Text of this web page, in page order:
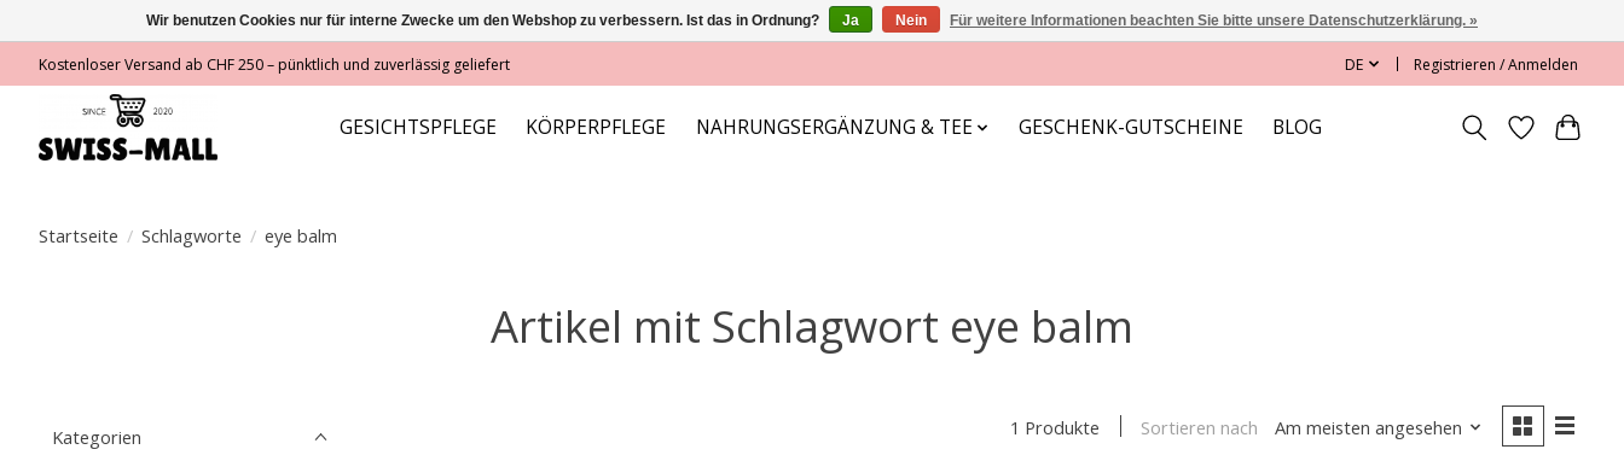
Kostenloser Versand ab CHF 250 – pünktlich und zuverlässig geliefert DE Registrieren / Anmelden
GESICHTSPFLEGE KÖRPERPFLEGE NAHRUNGSERGÄNZUNG & TEE GESCHENK-GUTSCHEINE BLOG
Startseite / Schlagworte / eye balm
Artikel mit Schlagwort eye balm
Kategorien 1 Produkte Sortieren nach Am meisten angesehen
Wir benutzen Cookies nur für interne Zwecke um den Webshop zu verbessern. Ist das in Ordnung? Ja Nein Für weitere Informationen beachten Sie bitte unsere Datenschutzerklärung. »